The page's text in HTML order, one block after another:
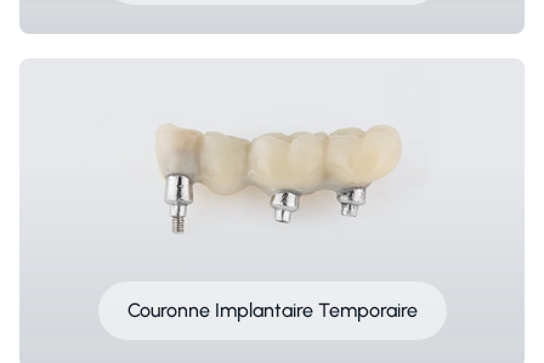
Couronne Implantaire Temporaire